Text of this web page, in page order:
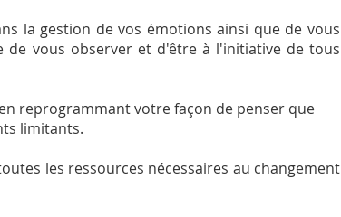
la gestion de vos émotions ainsi que de vous
de vous observer et d'être à l'initiative de tous
reprogrammant votre façon de penser que
limitants.
les ressources nécessaires au changement